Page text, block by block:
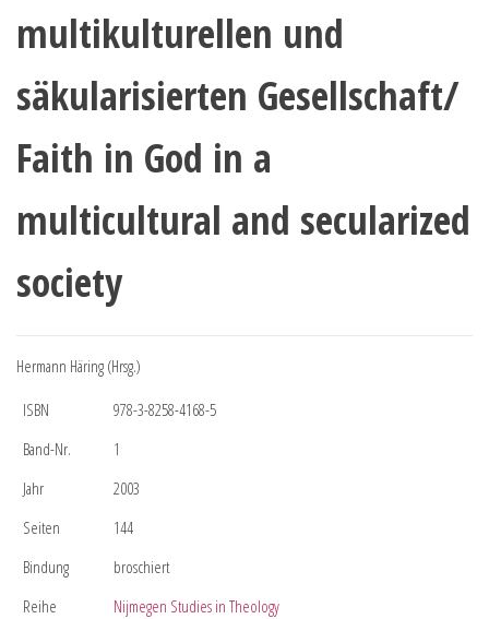
multikulturellen und
säkularisierten Gesellschaft/
Faith in God in a
multicultural and secularized
society
Hermann Häring (Hrsg.)
ISBN
978-3-8258-4168-5
Band-Nr.
1
Jahr
2003
Seiten
144
Bindung
broschiert
Reihe
Nijmegen Studies in Theology